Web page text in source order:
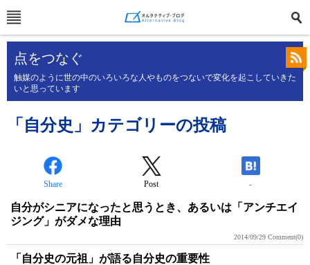
点をつなぐ
触媒のように世の中のいろいろな人やものをつないで変化を起こしていきた
いと思っています
「自分史」カテゴリーの投稿
Share Post -
自分がシニアになったと思うとき、あるいは「アンチエイ
ジング」がダメな理由
2014/09/29 Comment(0)
「自分史の元祖」が語る自分史の重要性